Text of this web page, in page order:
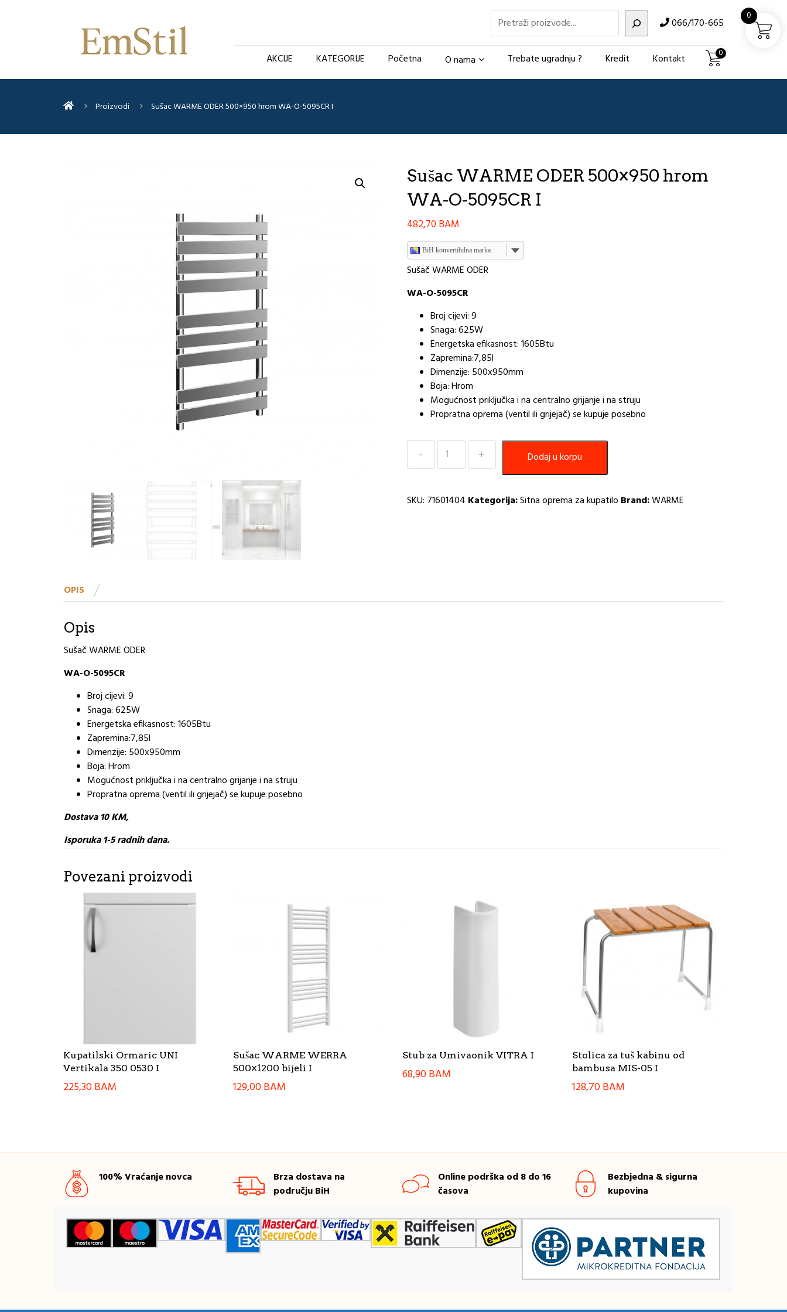
Pretraži 066/170-665
AKCIJE KATEGORIJE Početna O nama Trebate ugradnju ? Kredit Kontakt 0
Proizvodi Sušac WARME ODER 500×950 hrom WA-O-5095CR I
Sušac WARME ODER 500×950 hrom
WA-O-5095CR I
482,70 BAM
BiH konvertibilna marka
Sušač WARME ODER
WA-O-5095CR
Broj cijevi: 9
Snaga: 625W
Energetska efikasnost: 1605Btu
Zapremina:7,85l
Dimenzije: 500x950mm
Boja: Hrom
Mogućnost priključka i na centralno grijanje i na struju
Propratna oprema (ventil ili grijejač) se kupuje posebno
Sušac
WARME
hrom
Dodaj u korpu
SKU: 71601404 Kategorija:Sitna oprema za kupatilo Brand:WARME
OPIS
Opis
Sušač WARME ODER
WA-O-5095CR
Broj cijevi: 9
Snaga: 625W
Energetska efikasnost: 1605Btu
Zapremina:7,85l
Dimenzije: 500x950mm
Boja: Hrom
Mogućnost priključka i na centralno grijanje i na struju
Propratna oprema (ventil ili grijejač) se kupuje posebno
Dostava 10 KM,
Isporuka 1-5 radnih dana.
Povezani proizvodi
Kupatilski Ormaric UNI
Vertikala 350 0530 I
225,30BAM
Sušac WARME WERRA
500×1200 bijeli I
129,00BAM
Stub za Umivaonik VITRA I
68,90BAM
Stolica za tuš kabinu od
bambusa MIS-05 I
128,70BAM
100% Vraćanje novca
Brza dostava na
području BiH
Online podrška od 8 do 16
časova
Bezbjedna & sigurna
kupovina
0